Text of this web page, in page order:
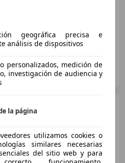
Hyundai i30
BlueDrive Black Line
€ 8.990
geográfica precisa e
análisis de dispositivos
personalizados, medición de
investigación de audiencia y
la página
utilizamos cookies o
similares necesarias
del sitio web y para